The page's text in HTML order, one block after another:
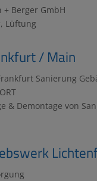
Berger GmbH
Lüftung
/ Main
Sanierung
& Demontage von